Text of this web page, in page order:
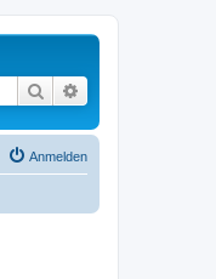
Suche
Anmelden